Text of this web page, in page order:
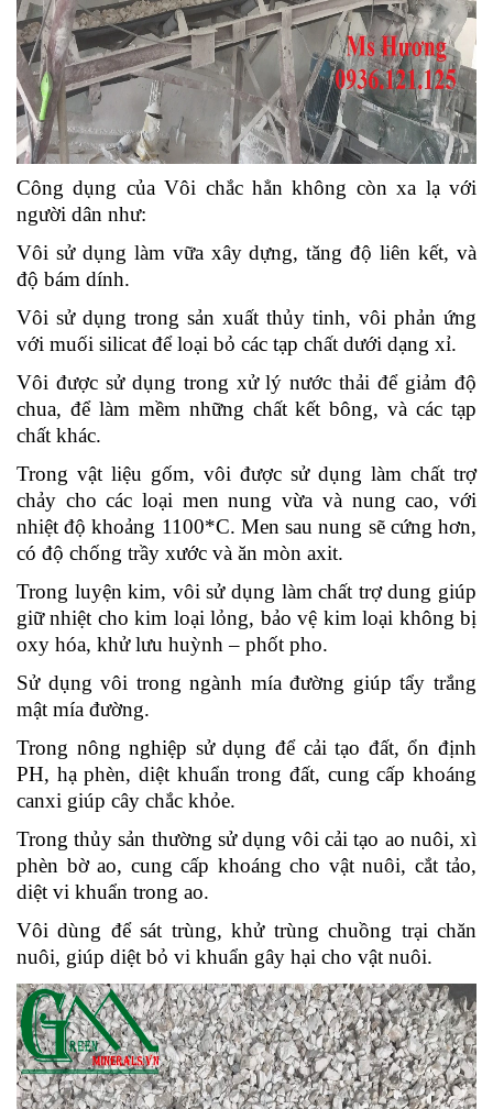
Công dụng của Vôi chắc hẳn không còn xa lạ với
người dân như:
Vôi sử dụng làm vữa xây dựng, tăng độ liên kết, và
độ bám dính.
Vôi sử dụng trong sản xuất thủy tinh, vôi phản ứng
với muối silicat để loại bỏ các tạp chất dưới dạng xỉ.
Vôi được sử dụng trong xử lý nước thải để giảm độ
chua, để làm mềm những chất kết bông, và các tạp
chất khác.
Trong vật liệu gốm, vôi được sử dụng làm chất trợ
chảy cho các loại men nung vừa và nung cao, với
nhiệt độ khoảng 1100*C. Men sau nung sẽ cứng hơn,
có độ chống trầy xước và ăn mòn axit.
Trong luyện kim, vôi sử dụng làm chất trợ dung giúp
giữ nhiệt cho kim loại lỏng, bảo vệ kim loại không bị
oxy hóa, khử lưu huỳnh – phốt pho.
Sử dụng vôi trong ngành mía đường giúp tẩy trắng
mật mía đường.
Trong nông nghiệp sử dụng để cải tạo đất, ổn định
PH, hạ phèn, diệt khuẩn trong đất, cung cấp khoáng
canxi giúp cây chắc khỏe.
Trong thủy sản thường sử dụng vôi cải tạo ao nuôi, xì
phèn bờ ao, cung cấp khoáng cho vật nuôi, cắt tảo,
diệt vi khuẩn trong ao.
Vôi dùng để sát trùng, khử trùng chuồng trại chăn
nuôi, giúp diệt bỏ vi khuẩn gây hại cho vật nuôi.